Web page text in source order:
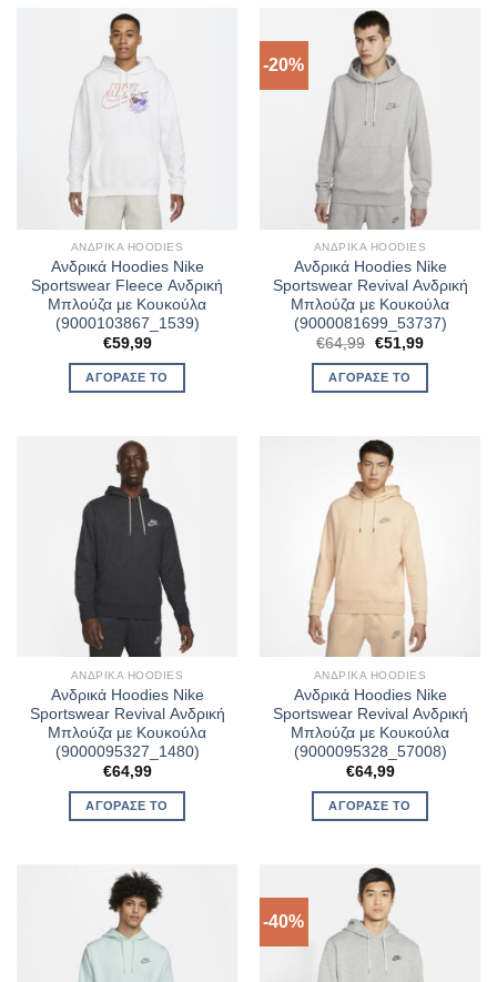
ΑΝΔΡΙΚΆ HOODIES
Ανδρικά Hoodies Nike
Sportswear Fleece Ανδρική
Μπλούζα με Κουκούλα
(9000103867_1539)
€59,99
ΑΓΌΡΑΣΈ ΤΟ
-20%
ΑΝΔΡΙΚΆ HOODIES
Ανδρικά Hoodies Nike
Sportswear Revival Ανδρική
Μπλούζα με Κουκούλα
(9000081699_53737)
€64,99 Original
was:
€64,99.
€51,99Η
ΑΓΌΡΑΣΈ ΤΟ
ΑΝΔΡΙΚΆ HOODIES
Ανδρικά Hoodies Nike
Sportswear Revival Ανδρική
Μπλούζα με Κουκούλα
(9000095327_1480)
€64,99
ΑΓΌΡΑΣΈ ΤΟ
ΑΝΔΡΙΚΆ HOODIES
Ανδρικά Hoodies Nike
Sportswear Revival Ανδρική
Μπλούζα με Κουκούλα
(9000095328_57008)
€64,99
ΑΓΌΡΑΣΈ ΤΟ
-40%